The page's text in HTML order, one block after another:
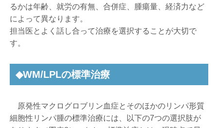
るかは年齢、就労の有無、合併症、腫瘍量、経済力など
によって異なります。
担当医とよく話し合って治療を選択することが大切で
す。
◆WM/LPLの標準治療
原発性マクログロブリン血症とそのほかのリンパ形質
細胞性リンパ腫の標準治療には、以下の7つの選択肢が